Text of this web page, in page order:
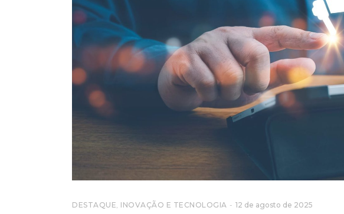
DESTAQUE INOVAÇÃO E TECNOLOGIA 12 de agosto de 2025